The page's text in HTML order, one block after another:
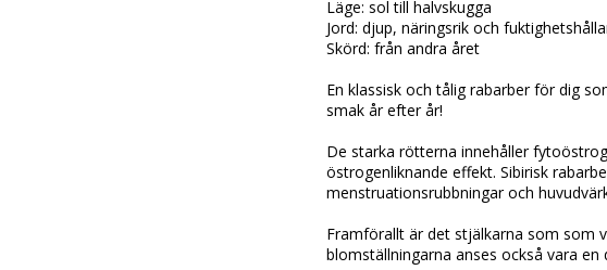
Läge: sol till halvskugga
Jord: djup, näringsrik och
Skörd: från andra året
En klassisk och tålig rabarber för dig
smak år efter år!
De starka rötterna innehåller
östrogenliknande effekt. Sibirisk
menstruationsrubbningar och
Framförallt är det stjälkarna som som
blomställningarna anses också vara en